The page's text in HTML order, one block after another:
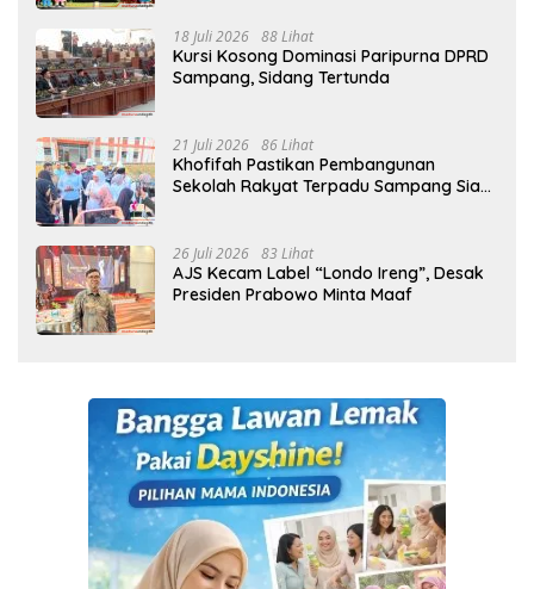
18 Juli 2026 88 Lihat
Kursi Kosong Dominasi Paripurna DPRD
Sampang, Sidang Tertunda
21 Juli 2026 86 Lihat
Khofifah Pastikan Pembangunan
Sekolah Rakyat Terpadu Sampang Siap
26 Juli 2026 83 Lihat
AJS Kecam Label “Londo Ireng”, Desak
Presiden Prabowo Minta Maaf